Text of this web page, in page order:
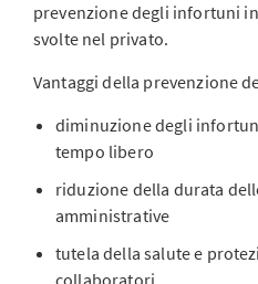
prevenzione degli infortuni
svolte nel privato.
Vantaggi della prevenzione
diminuzione degli
tempo libero
riduzione della durata
amministrative
tutela della salute e
collaboratori